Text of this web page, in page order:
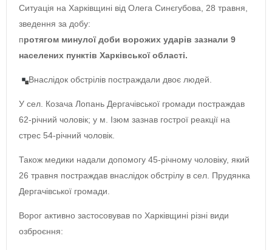
Ситуація на Харківщині від Олега Синєгубова, 28 травня,
зведення за добу:
протягом минулої доби ворожих ударів зазнали 9
населених пунктів Харківської області.
Внаслідок обстрілів постраждали двоє людей.
У сел. Козача Лопань Дергачівської громади постраждав
62-річний чоловік; у м. Ізюм зазнав гострої реакції на
стрес 54-річний чоловік.
Також медики надали допомогу 45-річному чоловіку, який
26 травня постраждав внаслідок обстрілу в сел. Прудянка
Дергачівської громади.
Ворог активно застосовував по Харківщині різні види
озброєння: